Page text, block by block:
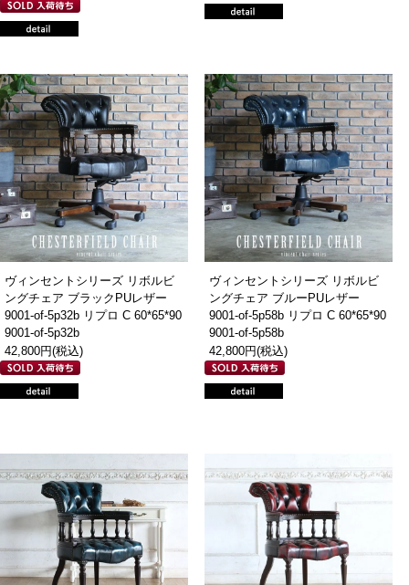
ヴィンセントシリーズ リボルビ
ングチェア ブラックPUレザー
9001-of-5p32b リプロ C 60*65*90
9001-of-5p32b
42,800円(税込)
ヴィンセントシリーズ リボルビ
ングチェア ブルーPUレザー
9001-of-5p58b リプロ C 60*65*90
9001-of-5p58b
42,800円(税込)